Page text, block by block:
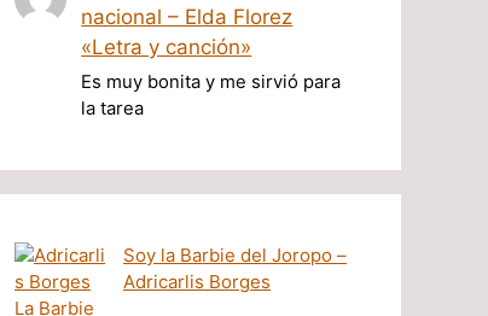
nacional – Elda Florez
«Letra y canción»
Es muy bonita y me sirvió para
la tarea
Soy la Barbie del Joropo –
Adricarlis Borges